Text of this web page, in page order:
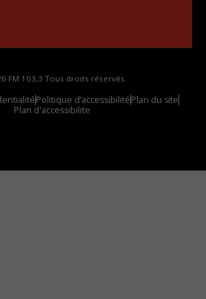
FM 103,3 Tous droits réservés.
Politique d’accessibilitéPlan du site
Plan d'accessibilite